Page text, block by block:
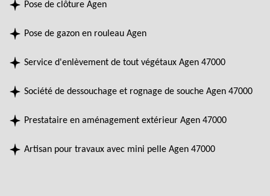
Pose de clôture Agen
Pose de gazon en rouleau Agen
Service d'enlèvement de tout végétaux Agen 47000
Société de dessouchage et rognage de souche Agen 47000
Prestataire en aménagement extérieur Agen 47000
Artisan pour travaux avec mini pelle Agen 47000